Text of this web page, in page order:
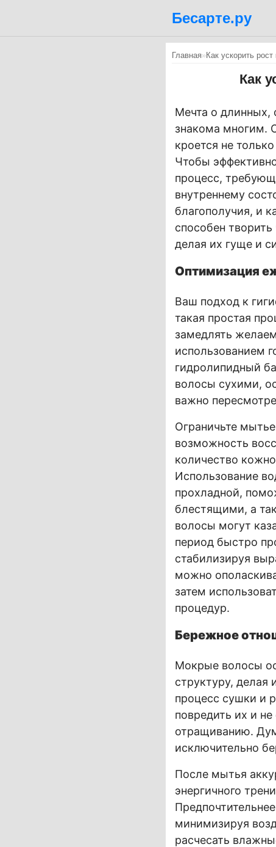
Бесарте.ру
Главная»Как ускорить
Как
Мечта о длинных,
знакома многим.
кроется не
Чтобы
процесс,
внутреннему
благополучия, и
способен
делая их гуще и
Оптимизация
Ваш подход к
такая простая
замедлять
использованием
гидролипидный
волосы сухими,
важно
Ограничьте
возможность
количество
Использование
прохладной,
блестящими, а
волосы могут
период быстро
стабилизируя
можно
затем
процедур.
Бережное
Мокрые волосы
структуру,
процесс сушки и
повредить их и
отращиванию.
исключительно
После мытья
энергичного
минимизируя
расчесать